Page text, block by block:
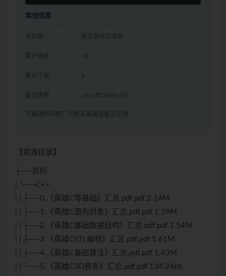
其他信息
有效期 购买后永久有效
累计销量 18
累计下载 2
最近更新 2026年04月02日
下载遇到问题？可联系客服或留言反馈
【资源目录】:
├──资料
| └──C++
| | ├──0.《英雄C零基础》汇总.pdf.pdf 2.14M
| | ├──1.《英雄C面向对象》汇总.pdf.pdf 1.39M
| | ├──2.《英雄C基础数据结构》汇总.pdf.pdf 1.54M
| | ├──3.《英雄CSTL编程》汇总.pdf.pdf 1.61M
| | ├──4.《英雄C基础算法》汇总.pdf.pdf 1.43M
| | └──5.《英雄C3D赛车》汇总.pdf.pdf 134.24kb